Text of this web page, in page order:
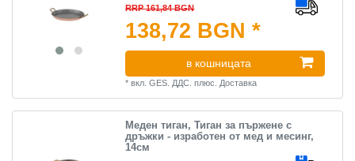
RRP 161,84 BGN
138,72 BGN *
в кошницата
*вкл. GES. ДДС. плюс. Доставка
Меден тиган, Тиган за пържене с
дръжки - изработен от мед и месинг,
14см